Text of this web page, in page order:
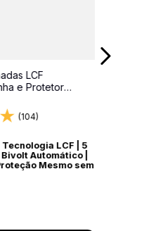
LCF
e Protetor
(104)
LCF | 5
Automático |
Mesmo sem